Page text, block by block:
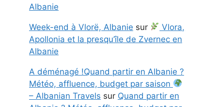
Albanie
Week-end à Vlorë, Albanie sur
Vlora,
Apollonia et la presqu’île de Zvernec en
Albanie
A déménagé !Quand partir en Albanie ?
Météo, affluence, budget par saison
– Albanian Travels sur Quand partir en